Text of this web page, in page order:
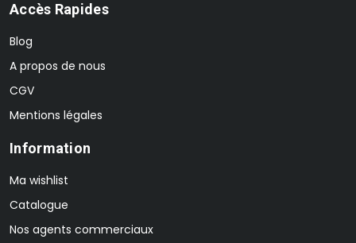
Accès Rapides
Blog
A propos de nous
CGV
Mentions légales
Information
Ma wishlist
Catalogue
Nos agents commerciaux